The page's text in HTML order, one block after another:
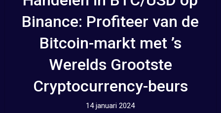
Binance: Profiteer van de
Bitcoin-markt met ’s
Werelds Grootste
Cryptocurrency-beurs
14 januari 2024